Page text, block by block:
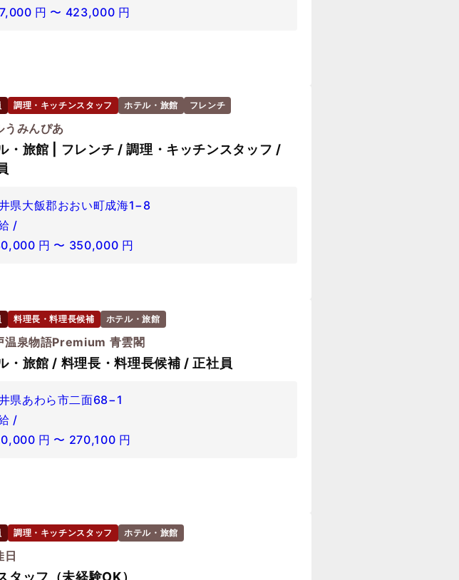
円 〜 423,000 円
調理・キッチンスタッフ ホテル・旅館 フレンチ
うみんぴあ
・旅館 | フレンチ / 調理・キッチンスタッフ /
県大飯郡おおい町成海1−8
/
円 〜 350,000 円
料理長・料理長候補 ホテル・旅館
温泉物語Premium 青雲閣
・旅館 / 料理長・料理長候補 / 正社員
県あわら市二面68−1
/
円 〜 270,100 円
調理・キッチンスタッフ ホテル・旅館
日
タッフ（未経験OK）